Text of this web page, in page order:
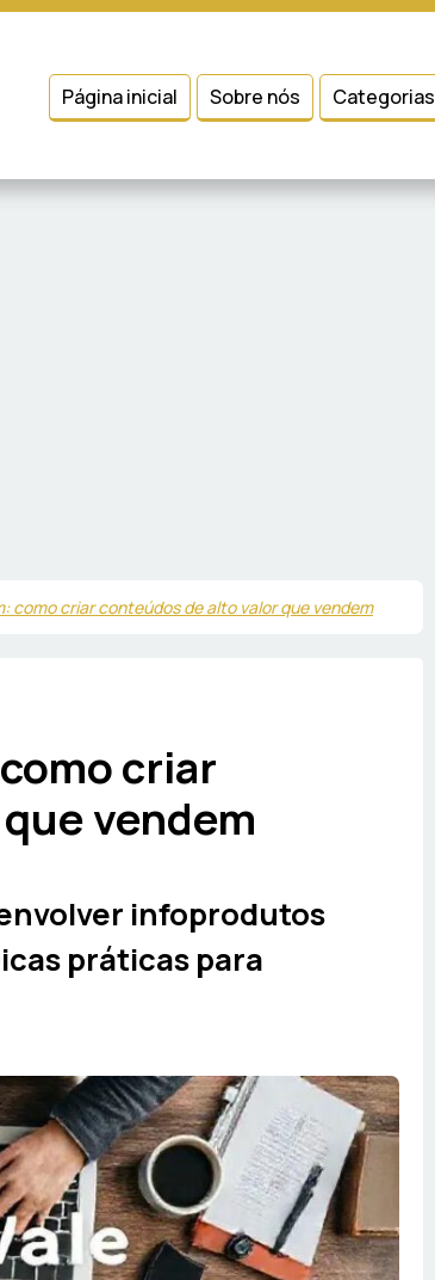
Página inicial Sobre nós Categorias
como criar conteúdos de alto valor que vendem
criar
vendem
infoprodutos
práticas para